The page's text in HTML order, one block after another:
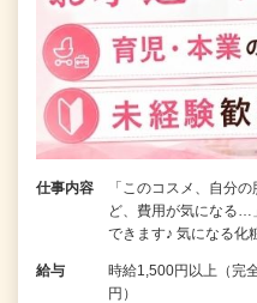
仕事内容
「このコスメ、自分
ど、費用が気になる…
できます♪ 気になる
給与
時給1,500円以上（完
円）